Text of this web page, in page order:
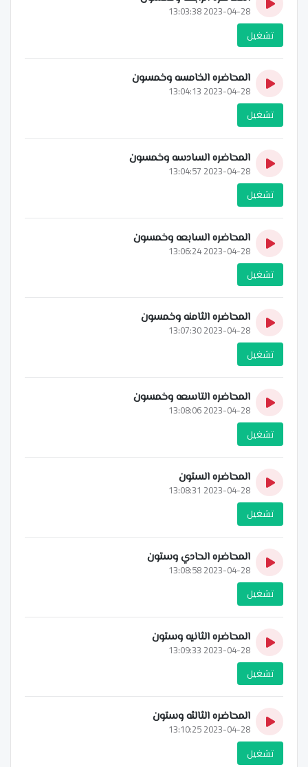
2023-04-28 13:03:38
تشغيل
المحاضره الخامسه وخمسون
2023-04-28 13:04:13
تشغيل
المحاضره السادسه وخمسون
2023-04-28 13:04:57
تشغيل
المحاضره السابعه وخمسون
2023-04-28 13:06:24
تشغيل
المحاضره الثامنه وخمسون
2023-04-28 13:07:30
تشغيل
المحاضره التاسعه وخمسون
2023-04-28 13:08:06
تشغيل
المحاضره الستون
2023-04-28 13:08:31
تشغيل
المحاضره الحادي وستون
2023-04-28 13:08:58
تشغيل
المحاضره الثانيه وستون
2023-04-28 13:09:33
تشغيل
المحاضره الثالثه وستون
2023-04-28 13:10:25
تشغيل